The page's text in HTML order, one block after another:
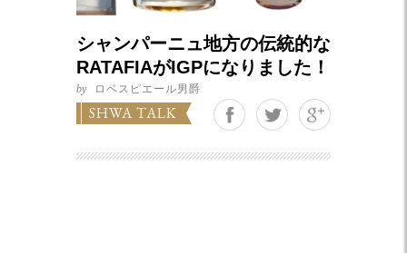
シャンパーニュ地方の伝統的な
RATAFIAがIGPになりました！
by ロベスピエール男爵
SHWA TALK